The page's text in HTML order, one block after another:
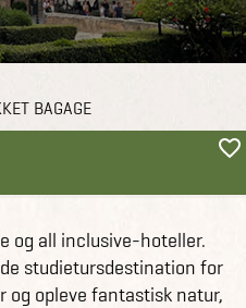
BAGAGE
og all inclusive-hoteller.
studietursdestination for
og opleve fantastisk natur,